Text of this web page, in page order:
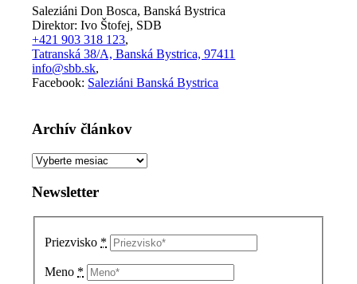
Saleziáni Don Bosca, Banská Bystrica
Direktor: Ivo Štofej, SDB
+421 903 318 123,
Tatranská 38/A, Banská Bystrica, 97411
info@sbb.sk,
Facebook: Saleziáni Banská Bystrica
Archív článkov
Archív
Newsletter
Priezvisko *
Meno *